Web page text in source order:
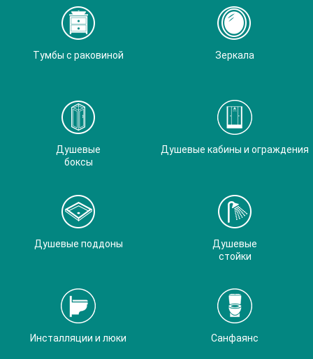
Тумбы с раковиной Зеркала
Душевые
боксы
Душевые кабины и ограждения
Душевые поддоны
Душевые
стойки
Инсталляции и люки Санфаянс